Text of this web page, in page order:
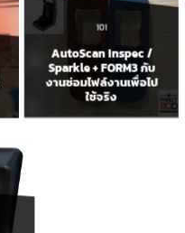
101
AutoScan Inspec /
Sparkle + FORM3 กับ
งานซ่อมไฟล์งานเพื่อไป
ใช้จริง